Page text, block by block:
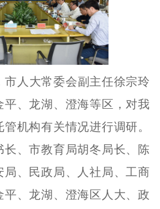
市人大常委会副主任徐宗玲
、龙湖、澄海等区，对我
机构有关情况进行调研。
、市教育局胡冬局长、陈
、民政局、人社局、工商
平、龙湖、澄海区人大、政